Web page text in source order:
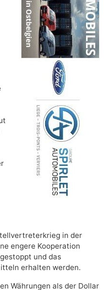
in der
engere Kooperation
und das
erhalten werden.
Währungen als der Dollar